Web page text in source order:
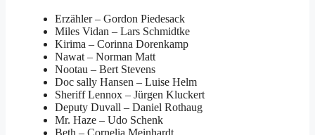
Erzähler– Gordon Piedesack
Miles Vidan – Lars Schmidtke
Kirima – Corinna Dorenkamp
Nawat – Norman Matt
Nootau – Bert Stevens
Doc sally Hansen – Luise Helm
Sheriff Lennox – Jürgen Kluckert
Deputy Duvall – Daniel Rothaug
Mr. Haze – Udo Schenk